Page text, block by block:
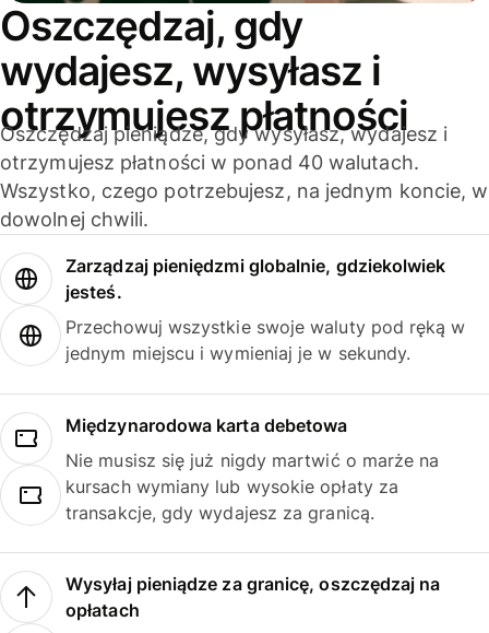
Oszczędzaj, gdy
wydajesz, wysyłasz i
otrzymujesz płatności
Oszczędzaj pieniądze, gdy wysyłasz, wydajesz i
otrzymujesz płatności w ponad 40 walutach.
Wszystko, czego potrzebujesz, na jednym koncie, w
dowolnej chwili.
Zarządzaj pieniędzmi globalnie, gdziekolwiek
jesteś.
Przechowuj wszystkie swoje waluty pod ręką w
jednym miejscu i wymieniaj je w sekundy.
Międzynarodowa karta debetowa
Nie musisz się już nigdy martwić o marże na
kursach wymiany lub wysokie opłaty za
transakcje, gdy wydajesz za granicą.
Wysyłaj pieniądze za granicę, oszczędzaj na
opłatach